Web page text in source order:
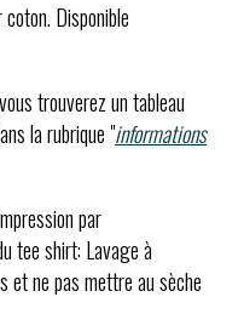
Disponible
trouverez un tableau
la rubrique "informations
par
tee shirt: Lavage à
et ne pas mettre au sèche